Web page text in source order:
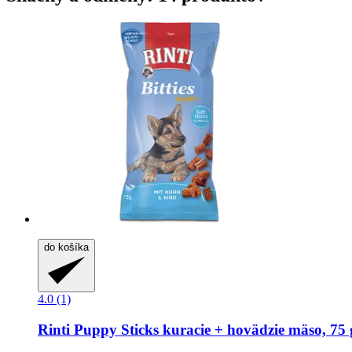
do košíka
4.0 (1)
Rinti Puppy Sticks kuracie + hovädzie mäso, 75